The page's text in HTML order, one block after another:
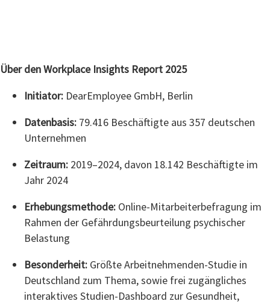
Über den Workplace Insights Report 2025
Initiator: DearEmployee GmbH, Berlin
Datenbasis: 79.416 Beschäftigte aus 357 deutschen
Unternehmen
Zeitraum: 2019–2024, davon 18.142 Beschäftigte im
Jahr 2024
Erhebungsmethode: Online-Mitarbeiterbefragung im
Rahmen der Gefährdungsbeurteilung psychischer
Belastung
Besonderheit: Größte Arbeitnehmenden-Studie in
Deutschland zum Thema, sowie frei zugängliches
interaktives Studien-Dashboard zur Gesundheit,